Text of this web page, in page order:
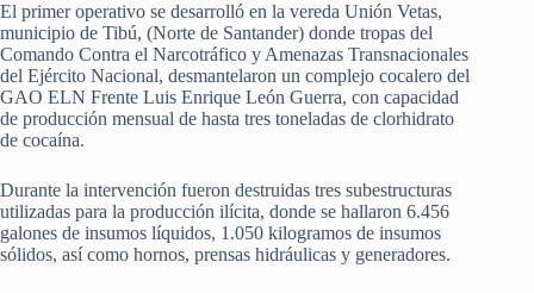
El primer operativo se desarrolló en la vereda Unión Vetas,
municipio de Tibú, (Norte de Santander) donde tropas del
Comando Contra el Narcotráfico y Amenazas Transnacionales
del Ejército Nacional, desmantelaron un complejo cocalero del
GAO ELN Frente Luis Enrique León Guerra, con capacidad
de producción mensual de hasta tres toneladas de clorhidrato
de cocaína.
Durante la intervención fueron destruidas tres subestructuras
utilizadas para la producción ilícita, donde se hallaron 6.456
galones de insumos líquidos, 1.050 kilogramos de insumos
sólidos, así como hornos, prensas hidráulicas y generadores.